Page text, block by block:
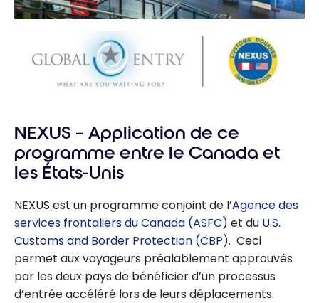
NEXUS – Application de ce
programme entre le Canada et
les États-Unis
NEXUS est un programme conjoint de l’Agence des
services frontaliers du Canada (ASFC) et du U.S.
Customs and Border Protection (CBP). Ceci
permet aux voyageurs préalablement approuvés
par les deux pays de bénéficier d’un processus
d’entrée accéléré lors de leurs déplacements.